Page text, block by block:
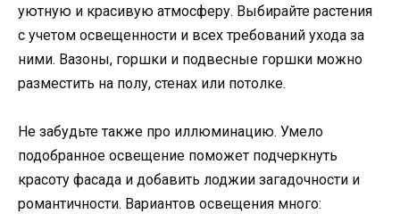
уютную и красивую атмосферу. Выбирайте растения
с учетом освещенности и всех требований ухода за
ними. Вазоны, горшки и подвесные горшки можно
разместить на полу, стенах или потолке.
Не забудьте также про иллюминацию. Умело
подобранное освещение поможет подчеркнуть
красоту фасада и добавить лоджии загадочности и
романтичности. Вариантов освещения много: